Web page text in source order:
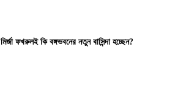
মির্জা ফখরুলই কি বঙ্গভবনের নতুন বাসিন্দা হচ্ছেন?